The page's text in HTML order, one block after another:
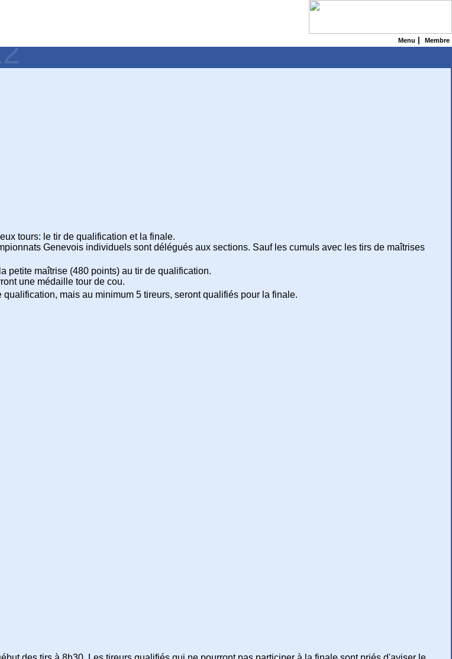
Menu Membre
tours: le tir de qualification et la finale.
Genevois individuels sont délégués aux sections. Sauf les cumuls avec les tirs de maîtrises
petite maîtrise (480 points) au tir de qualification.
une médaille tour de cou.
mais au minimum 5 tireurs, seront qualifiés pour la finale.